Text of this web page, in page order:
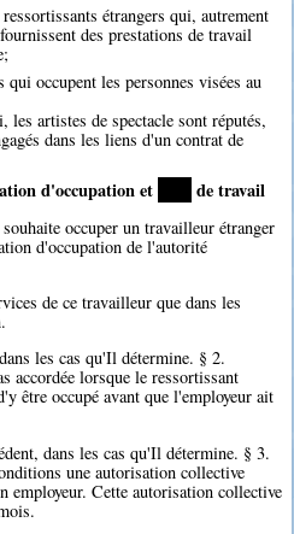
étrangers qui, autrement
des prestations de travail
occupent les personnes visées au
artistes de spectacle sont réputés,
dans les liens d'un contrat de
d'occupation et
de travail
occuper un travailleur étranger
d'occupation de l'autorité
de ce travailleur que dans les
les cas qu'Il détermine. § 2.
accordée lorsque le ressortissant
être occupé avant que l'employeur ait
dans les cas qu'Il détermine. § 3.
une autorisation collective
employeur. Cette autorisation collective